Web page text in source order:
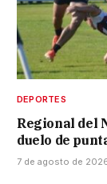
DEPORTES
Regional del
duelo de
7 de agosto de